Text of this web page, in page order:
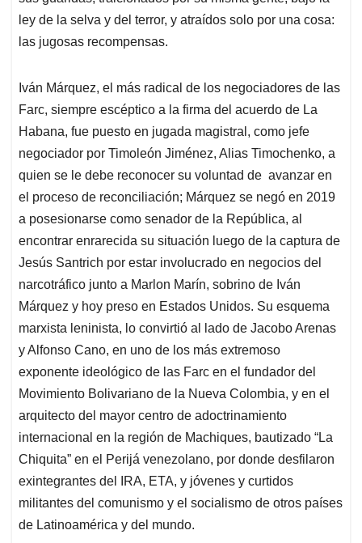
ley de la selva y del terror, y atraídos solo por una cosa:
las jugosas recompensas.
Iván Márquez, el más radical de los negociadores de las
Farc, siempre escéptico a la firma del acuerdo de La
Habana, fue puesto en jugada magistral, como jefe
negociador por Timoleón Jiménez, Alias Timochenko, a
quien se le debe reconocer su voluntad de avanzar en
el proceso de reconciliación; Márquez se negó en 2019
a posesionarse como senador de la República, al
encontrar enrarecida su situación luego de la captura de
Jesús Santrich por estar involucrado en negocios del
narcotráfico junto a Marlon Marín, sobrino de Iván
Márquez y hoy preso en Estados Unidos. Su esquema
marxista leninista, lo convirtió al lado de Jacobo Arenas
y Alfonso Cano, en uno de los más extremoso
exponente ideológico de las Farc en el fundador del
Movimiento Bolivariano de la Nueva Colombia, y en el
arquitecto del mayor centro de adoctrinamiento
internacional en la región de Machiques, bautizado “La
Chiquita” en el Perijá venezolano, por donde desfilaron
exintegrantes del IRA, ETA, y jóvenes y curtidos
militantes del comunismo y el socialismo de otros países
de Latinoamérica y del mundo.